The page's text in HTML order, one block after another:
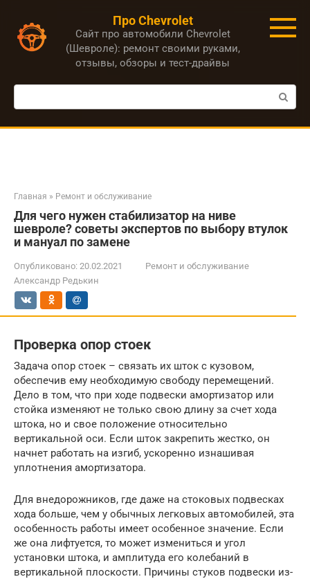
контенту
Про Chevrolet
Сайт про автомобили Chevrolet
(Шевроле): ремонт своими руками,
отзывы, обзоры и тест-драйвы
Поиск:
Главная » Ремонт и обслуживание
Для чего нужен стабилизатор на ниве
шевроле? советы экспертов по выбору втулок
и мануал по замене
Опубликовано: 20.02.2021
Ремонт и обслуживание
Александр Редькин
Проверка опор стоек
Задача опор стоек – связать их шток с кузовом,
обеспечив ему необходимую свободу перемещений.
Дело в том, что при ходе подвески амортизатор или
стойка изменяют не только свою длину за счет хода
штока, но и свое положение относительно
вертикальной оси. Если шток закрепить жестко, он
начнет работать на изгиб, ускоренно изнашивая
уплотнения амортизатора.
Для внедорожников, где даже на стоковых подвесках
хода больше, чем у обычных легковых автомобилей, эта
особенность работы имеет особенное значение. Если
же она лифтуется, то может измениться и угол
установки штока, и амплитуда его колебаний в
вертикальной плоскости. Причины стуков подвески из-